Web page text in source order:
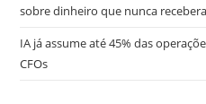
sobre dinheiro que nunca
IA já assume até 45% das
CFOs